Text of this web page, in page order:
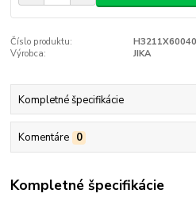
Číslo produktu:
Výrobca:
JIKA
Kompletné špecifikácie
Komentáre 0
Kompletné špecifikácie